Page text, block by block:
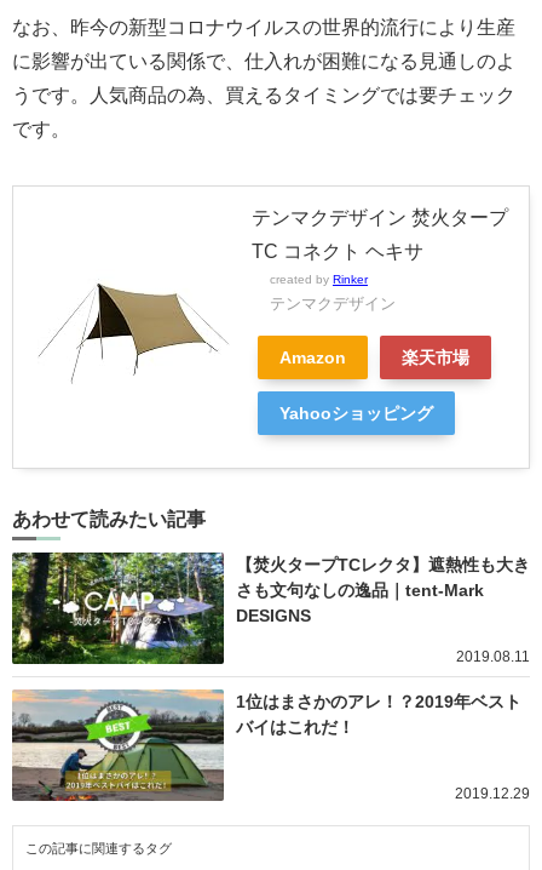
なお、昨今の新型コロナウイルスの世界的流行により生産
に影響が出ている関係で、仕入れが困難になる見通しのよ
うです。人気商品の為、買えるタイミングでは要チェック
です。
テンマクデザイン 焚火タープ
TC コネクト ヘキサ
created by Rinker
テンマクデザイン
Amazon 楽天市場
Yahooショッピング
あわせて読みたい記事
【焚火タープTCレクタ】遮熱性も大き
さも文句なしの逸品｜tent-Mark
DESIGNS
2019.08.11
1位はまさかのアレ！？2019年ベスト
バイはこれだ！
2019.12.29
この記事に関連するタグ